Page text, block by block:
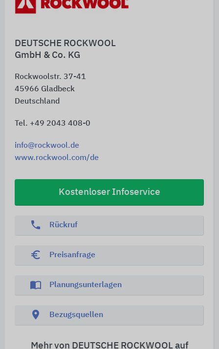
DEUTSCHE ROCKWOOL
GmbH & Co. KG
Rockwoolstr. 37-41
45966 Gladbeck
Deutschland
Tel. +49 2043 408-0
info@rockwool.de
www.rockwool.com/de
Kostenloser Infoservice
phone Rückruf
euro_symbol Preisanfrage
import_contacts Planungsunterlagen
location_on Bezugsquellen
Mehr von DEUTSCHE ROCKWOOL auf